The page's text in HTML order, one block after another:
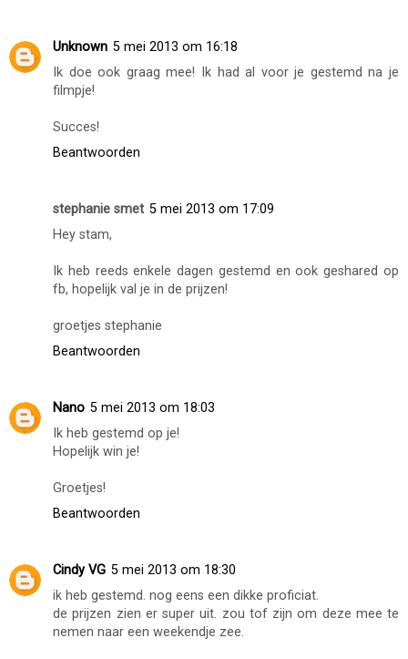
Unknown 5 mei 2013 om 16:18
Ik doe ook graag mee! Ik had al voor je gestemd na je
filmpje!
Succes!
Beantwoorden
stephanie smet 5 mei 2013 om 17:09
Hey stam,
Ik heb reeds enkele dagen gestemd en ook geshared op
fb, hopelijk val je in de prijzen!
groetjes stephanie
Beantwoorden
Nano 5 mei 2013 om 18:03
Ik heb gestemd op je!
Hopelijk win je!
Groetjes!
Beantwoorden
Cindy VG 5 mei 2013 om 18:30
ik heb gestemd. nog eens een dikke proficiat.
de prijzen zien er super uit. zou tof zijn om deze mee te
nemen naar een weekendje zee.